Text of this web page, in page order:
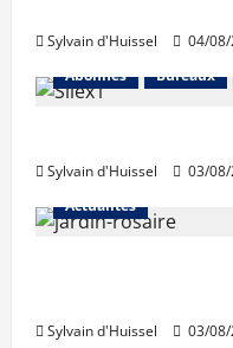
Sylvain d'Huissel
04/
Abonnés
Bureaux
Sylvain d'Huissel
03/
Actualités
Sylvain d'Huissel 03/